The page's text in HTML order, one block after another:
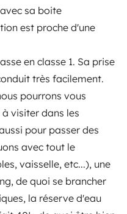
sa boite
est proche d'une
en classe 1. Sa prise
très facilement.
pourrons vous
visiter dans les
pour passer des
avec tout le
vaisselle, etc...), une
de quoi se brancher
la réserve d'eau